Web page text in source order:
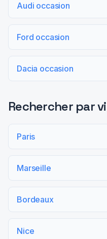
Audi occasion
Ford occasion
Dacia occasion
Rechercher par
Paris
Marseille
Bordeaux
Nice